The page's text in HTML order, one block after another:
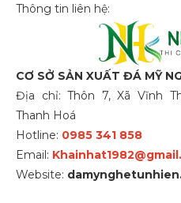
Thông tin liên hệ:
CƠ SỞ SẢN XUẤT ĐÁ MỸ
Địa chỉ: Thôn 7, Xã Vĩnh
Thanh Hoá
Hotline: 0985 341 858
Email:
Website: